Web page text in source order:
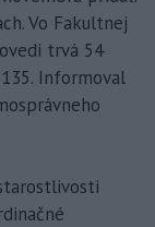
Vo Fakultnej
trvá 54
Informoval